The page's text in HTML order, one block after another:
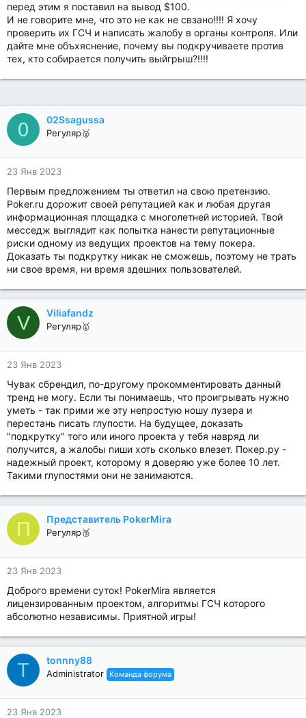
перед этим я поставил на вывод $100.
И не говорите мне, что это не как не свзано!!!! Я хочу
проверить их ГСЧ и написать жалобу в органы контроля. Или
дайте мне объхяснение, почему вы подкручиваете против
тех, кто собирается получить выйгрыш?!!!!
0 02Ssagussa
Регуляр🥈
23 Янв 2023
Первым предложением ты ответил на свою претензию.
Poker.ru дорожит своей репутацией как и любая другая
информационная площадка с многолетней историей. Твой
месседж выглядит как попытка нанести репутационные
риски одному из ведущих проектов на тему покера.
Доказать ты подкрутку никак не сможешь, поэтому не трать
ни свое время, ни время здешних пользователей.
V Viliafandz
Регуляр🥇
23 Янв 2023
Чувак сбрендил, по-другому прокомментировать данный
тренд не могу. Если ты понимаешь, что проигрывать нужно
уметь - так прими же эту непростую ношу лузера и
перестань писать глупости. На будущее, доказать
"подкрутку" того или иного проекта у тебя навряд ли
получится, а жалобы пиши хоть сколько влезет. Покер.ру -
надежный проект, которому я доверяю уже более 10 лет.
Такими глупостями они не занимаются.
П Представитель PokerMira
Регуляр🥉
23 Янв 2023
Доброго времени суток! PokerMira является
лицензированным проектом, алгоритмы ГСЧ которого
абсолютно независимы. Приятной игры!
T tonnny88
Administrator Команда форума
23 Янв 2023